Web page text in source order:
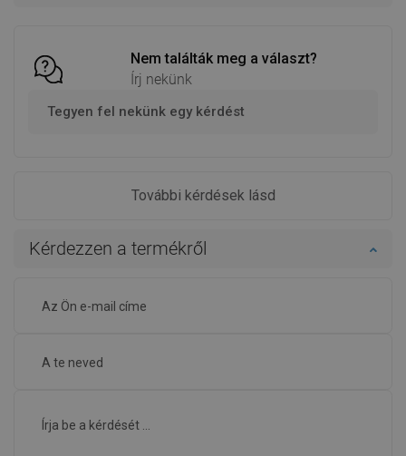
Nem találták meg a választ?
Írj nekünk
Tegyen fel nekünk egy kérdést
További kérdések lásd
Kérdezzen a termékről